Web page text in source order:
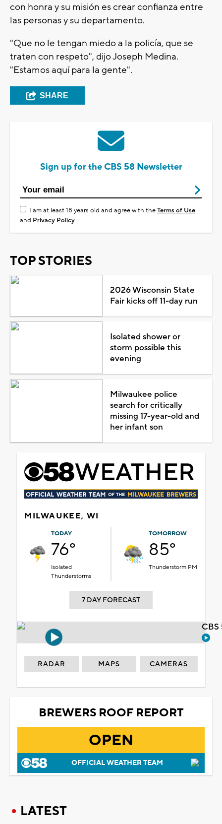
con honra y su misión es crear confianza entre
las personas y su departamento.
"Que no le tengan miedo a la policía, que se
traten con respeto", dijo Joseph Medina.
"Estamos aquí para la gente".
SHARE
Sign up for the CBS 58 Newsletter
I am at least 18 years old and agree with theTerms of Use
and Privacy Policy
TOP STORIES
2026 Wisconsin State
Fair kicks off 11-day run
Isolated shower or
storm possible this
evening
Milwaukee police
search for critically
missing 17-year-old and
her infant son
MILWAUKEE, WI
TODAY
76°
Isolated
Thunderstorms
TOMORROW
85°
Thunderstorm PM
7 DAY FORECAST
RADAR MAPS CAMERAS
BREWERS ROOF REPORT
OPEN
OFFICIAL WEATHER TEAM
LATEST